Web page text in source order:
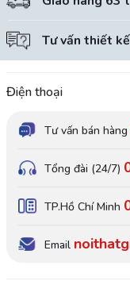
Tư vấn thiết
Điện thoại
Tư vấn bán hàng
Tổng đài (24/7)
TP.Hồ Chí Minh
Email